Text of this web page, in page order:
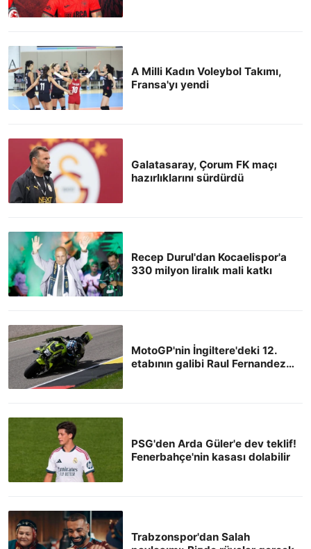
A Milli Kadın Voleybol Takımı,
Fransa'yı yendi
Galatasaray, Çorum FK maçı
hazırlıklarını sürdürdü
Recep Durul'dan Kocaelispor'a
330 milyon liralık mali katkı
MotoGP'nin İngiltere'deki 12.
etabının galibi Raul Fernandez
PSG'den Arda Güler'e dev teklif!
Fenerbahçe'nin kasası dolabilir
Trabzonspor'dan Salah